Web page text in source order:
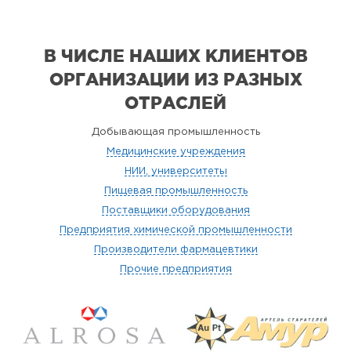
В ЧИСЛЕ НАШИХ КЛИЕНТОВ
ОРГАНИЗАЦИИ ИЗ РАЗНЫХ
ОТРАСЛЕЙ
Добывающая промышленность
Медицинские учреждения
НИИ, университеты
Пищевая промышленность
Поставщики оборудования
Предприятия химической промышленности
Производители фармацевтики
Прочие предприятия